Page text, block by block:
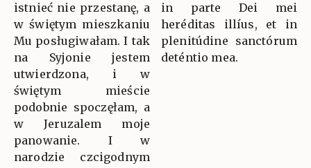
istnieć nie przestanę, a
w świętym mieszkaniu
Mu posługiwałam. I tak
na Syjonie jestem
utwierdzona, i w
świętym mieście
podobnie spoczęłam, a
w Jeruzalem moje
panowanie. I w
narodzie czcigodnym
in parte Dei mei
heréditas illíus, et in
plenitúdine sanctórum
deténtio mea.